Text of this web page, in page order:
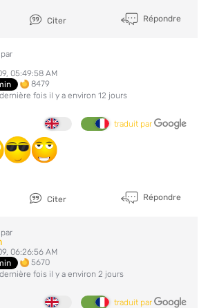
Citer Répondre
05:49:58 AM
8479
fois il y a environ 12 jours
traduit par
Citer Répondre
06:26:56 AM
5670
fois il y a environ 2 jours
traduit par